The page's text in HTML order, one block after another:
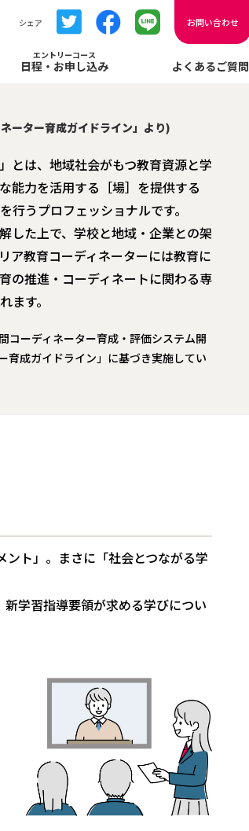
シェア お問い合わせ
エントリーコース
日程・お申し込み よくあるご質問
ーター育成ガイドライン」より)
とは、地域社会がもつ教育資源と学
能力を活用する［場］を提供する
行うプロフェッショナルです。
した上で、学校と地域・企業との架
ア教育コーディネーターには教育に
の推進・コーディネートに関わる専
ます。
ーディネーター育成・評価システム開
育成ガイドライン」に基づき実施してい
ト」。まさに「社会とつながる学
学習指導要領が求める学びについ